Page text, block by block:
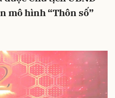
mô hình “Thôn số”
Hủy Gửi